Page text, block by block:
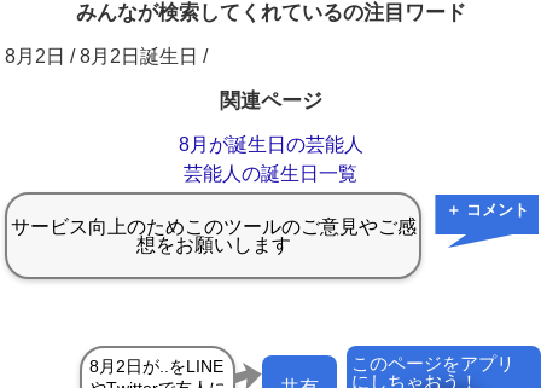
みんなが検索してくれているの注目ワード
8月2日 / 8月2日誕生日 /
関連ページ
8月が誕生日の芸能人
芸能人の誕生日一覧
＋ コメント
このページをアプリ
にしちゃおう！